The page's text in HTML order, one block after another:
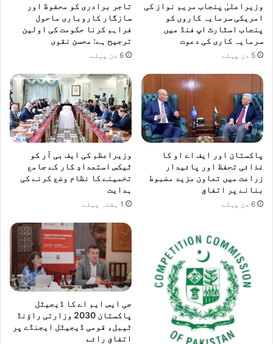
وزیراعلیٰ پنجاب مریم نواز کی
امریکی سرمایہ کاروں کو
پنجاب اسٹارٹ اپ فنڈ میں
سرمایہ کاری کی دعوت
5 دن پہلے
تاجر برادری کو محفوظ اور
سازگار کاروباری ماحول
فراہم کرنا حکومت کی اولین
ترجیح ہے: محسن نقوی
6 دن پہلے
پاکستان اور ایف اے او کا
غذائی تحفظ اور پائیدار
زراعت میں تعاون مزید مضبوط
بنانے پر اتفاق
6 دن پہلے
وزیراعظم کی ایف بی آر کو
ٹیکس استعدادِ کار کے جامع
تخمینے کا نظام وضع کرنے کی
ہدایت
1 ہفتہ پہلے
جی ایس ایم اے کا ڈیجیٹل
پاکستان 2030 وزارتی راؤنڈ
ٹیبل، قومی ڈیجیٹل ایجنڈے پر
اتفاقِ رائے